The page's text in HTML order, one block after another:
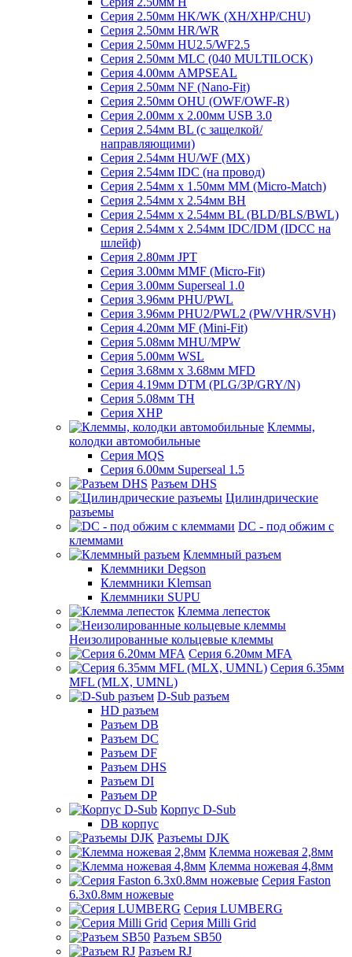
Серия 2.50мм HK/WK (XH/XHP/CHU)
Серия 2.50мм HR/WR
Серия 2.50мм HU2.5/WF2.5
Серия 2.50мм MLC (040 MULTILOCK)
Серия 4.00мм AMPSEAL
Серия 2.50мм NF (Nano-Fit)
Серия 2.50мм OHU (OWF/OWF-R)
Серия 2.00мм x 2.00мм USB 3.0
Серия 2.54мм BL (с защелкой/
направляющими)
Серия 2.54мм HU/WF (MX)
Серия 2.54мм IDC (на провод)
Серия 2.54мм х 1.50мм MM (Micro-Match)
Серия 2.54мм х 2.54мм BH
Серия 2.54мм х 2.54мм BL (BLD/BLS/BWL)
Серия 2.54мм х 2.54мм IDC/IDM (IDCC на
шлейф)
Серия 2.80мм JPT
Серия 3.00мм MMF (Micro-Fit)
Серия 3.00мм Superseal 1.0
Серия 3.96мм PHU/PWL
Серия 3.96мм PHU2/PWL2 (PW/VHR/SVH)
Серия 4.20мм MF (Mini-Fit)
Серия 5.08мм MHU/MPW
Серия 5.00мм WSL
Серия 3.68мм х 3.68мм MFD
Серия 4.19мм DTM (PLG/3P/GRY/N)
Серия 5.08мм TH
Серия XHP
Клеммы,
колодки автомобильные
Серия MQS
Серия 6.00мм Superseal 1.5
Разъем DHS
Цилиндрические
разъемы
DC - под обжим с
клеммами
Клеммный разъем
Клеммники Degson
Клеммники Klemsan
Клеммники SUPU
Клемма лепесток
Неизолированные кольцевые клеммы
Серия 6.20мм MFA
Серия 6.35мм
MFL (MLX, UMNL)
D-Sub разъем
HD разъем
Разъем DB
Разъем DC
Разъем DF
Разъем DHS
Разъем DI
Разъем DP
Корпус D-Sub
DB корпус
Разъемы DJK
Клемма ножевая 2,8мм
Клемма ножевая 4,8мм
Серия Faston
6.3х0.8мм ножевые
Серия LUMBERG
Серия Milli Grid
Разъем SB50
Разъем RJ